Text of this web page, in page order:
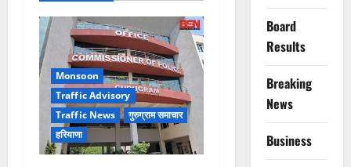
Monsoon
Traffic Advisory
Traffic News
गुरुग्राम समाचार
हरियाणा
Board
Results
Breaking
News
Business